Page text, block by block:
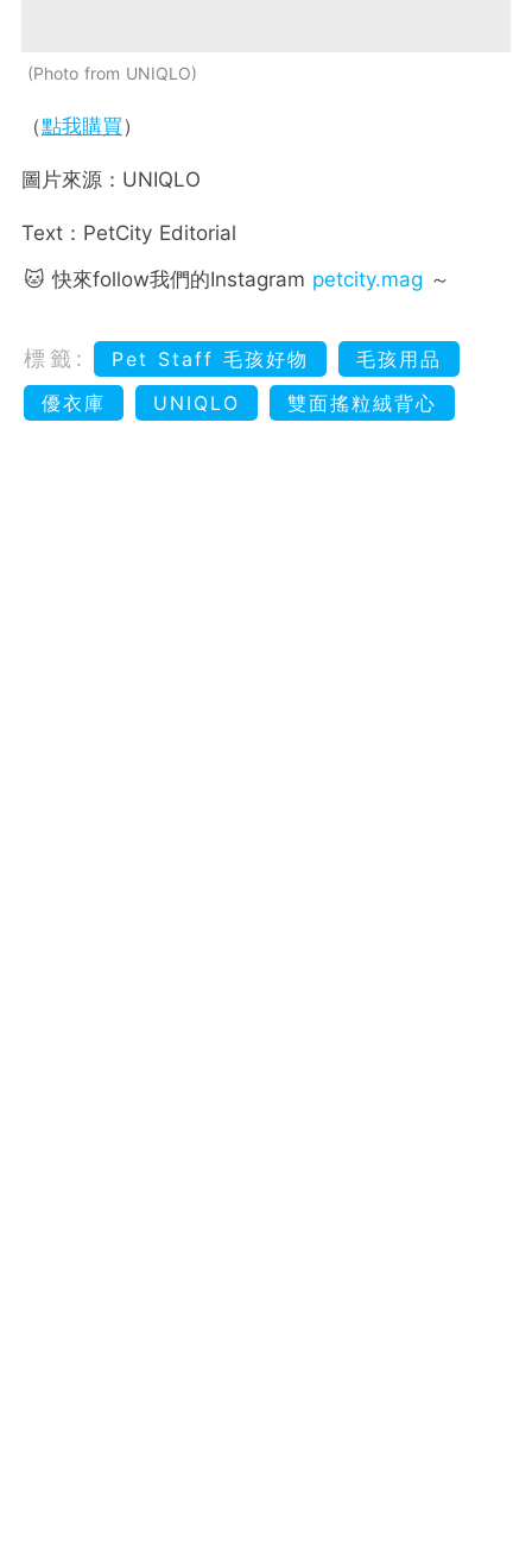
Photo from UNIQLO
（點我購買）
圖片來源：UNIQLO
Text：PetCity Editorial
🐱 快來follow我們的Instagram petcity.mag ～
標籤: Pet Staff 毛孩好物
毛孩用品
優衣庫
UNIQLO 雙面搖粒絨背心